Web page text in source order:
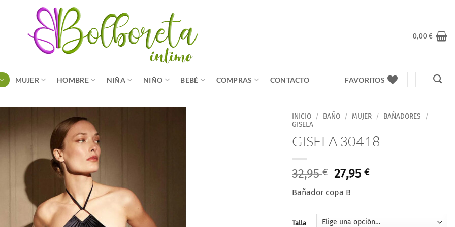
0,00€
MUJER HOMBRE NIÑA NIÑO BEBÉ COMPRAS CONTACTO FAVORITOS
INICIO / BAÑO / MUJER / BAÑADORES
/
GISELA
GISELA 30418
32,95€ El
original
32,95 €.
27,95€El
27,95 €.
Bañador copa B
Talla